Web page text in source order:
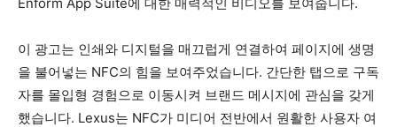
이 광고는 인쇄와 디지털을 매끄럽게 연결하여 페이지에 생명
을 불어넣는 NFC의 힘을 보여주었습니다. 간단한 탭으로 구독
자를 몰입형 경험으로 이동시켜 브랜드 메시지에 관심을 갖게
했습니다. Lexus는 NFC가 미디어 전반에서 원활한 사용자 여